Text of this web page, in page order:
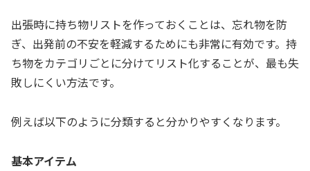
出張時に持ち物リストを作っておくことは、忘れ物を防
ぎ、出発前の不安を軽減するためにも非常に有効です。持
ち物をカテゴリごとに分けてリスト化することが、最も失
敗しにくい方法です。
例えば以下のように分類すると分かりやすくなります。
基本アイテム